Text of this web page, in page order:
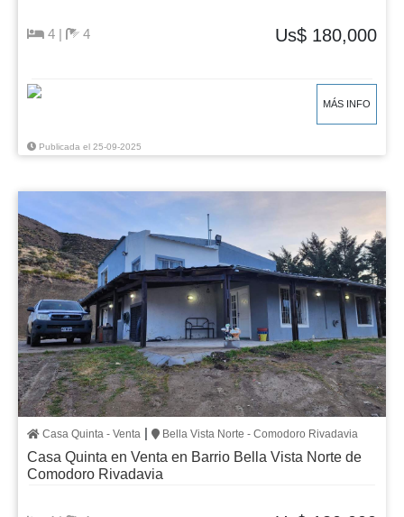
4 | 4 Us$ 180,000
MÁS INFO
Publicada el 25-09-2025
Casa Quinta - Venta | Bella Vista Norte - Comodoro Rivadavia
Casa Quinta en Venta en Barrio Bella Vista Norte de
Comodoro Rivadavia